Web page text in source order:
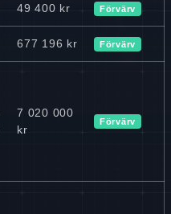
49 400 kr Förvärv
677 196 kr Förvärv
7 020 000
kr
Förvärv